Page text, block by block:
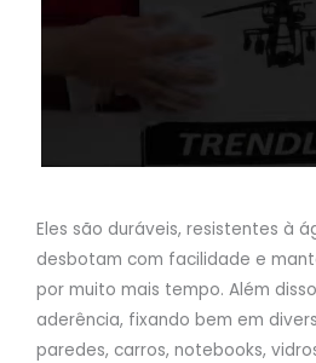
Eles são duráveis, resistentes à
desbotam com facilidade e
por muito mais tempo. Além
aderência, fixando bem em
paredes, carros, notebooks,